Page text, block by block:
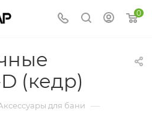
0
(кедр)
для бани —